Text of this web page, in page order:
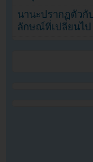
นานะปรากฏตัวกั
ลักษณ์ที่เปลี่ยนไป